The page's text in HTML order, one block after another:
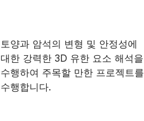
PLAXIS 3D
토양과 암석의 변형 및 안정성에
대한 강력한 3D 유한 요소 해석을
수행하여 주목할 만한 프로젝트를
수행합니다.